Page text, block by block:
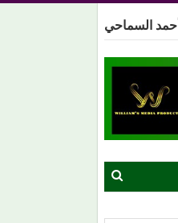
أحمد السماحي